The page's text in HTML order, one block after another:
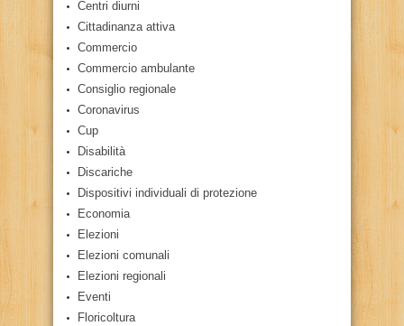
Centri diurni
Cittadinanza attiva
Commercio
Commercio ambulante
Consiglio regionale
Coronavirus
Cup
Disabilità
Discariche
Dispositivi individuali di protezione
Economia
Elezioni
Elezioni comunali
Elezioni regionali
Eventi
Floricoltura